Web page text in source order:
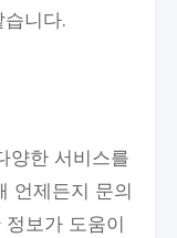
니다.
양한 서비스를
언제든지 문의
보가 도움이